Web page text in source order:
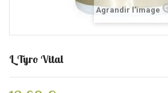
Agrandir l'image
L Tyro Vital